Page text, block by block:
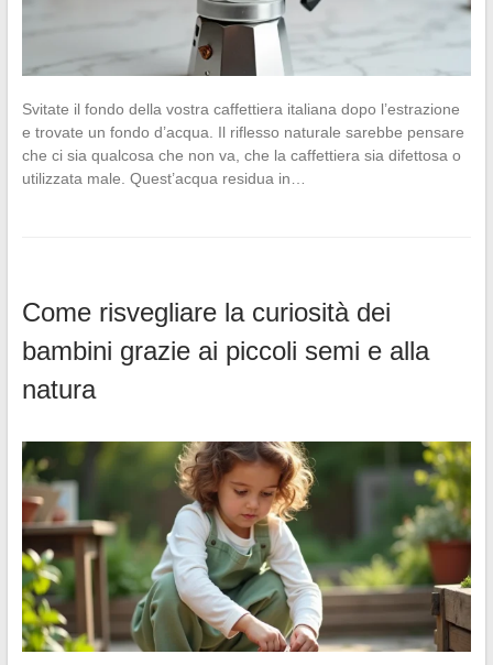
Svitate il fondo della vostra caffettiera italiana dopo l’estrazione
e trovate un fondo d’acqua. Il riflesso naturale sarebbe pensare
che ci sia qualcosa che non va, che la caffettiera sia difettosa o
utilizzata male. Quest’acqua residua in…
Come risvegliare la curiosità dei
bambini grazie ai piccoli semi e alla
natura